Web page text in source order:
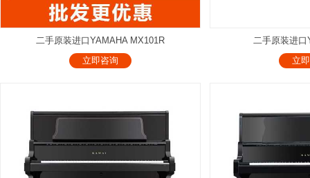
二手原装进口YAMAHA MX101R
立即咨询
二手原装进口
立